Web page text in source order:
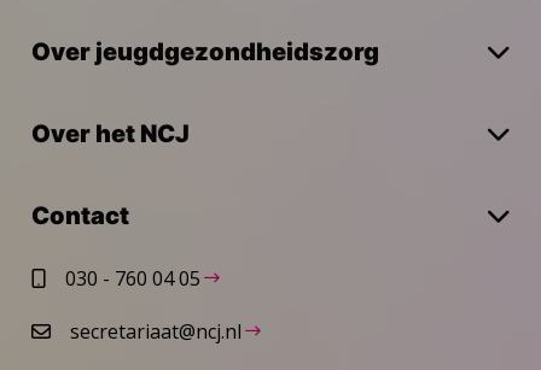
Over jeugdgezondheidszorg
Over het NCJ
Contact
030 - 760 04 05
secretariaat@ncj.nl